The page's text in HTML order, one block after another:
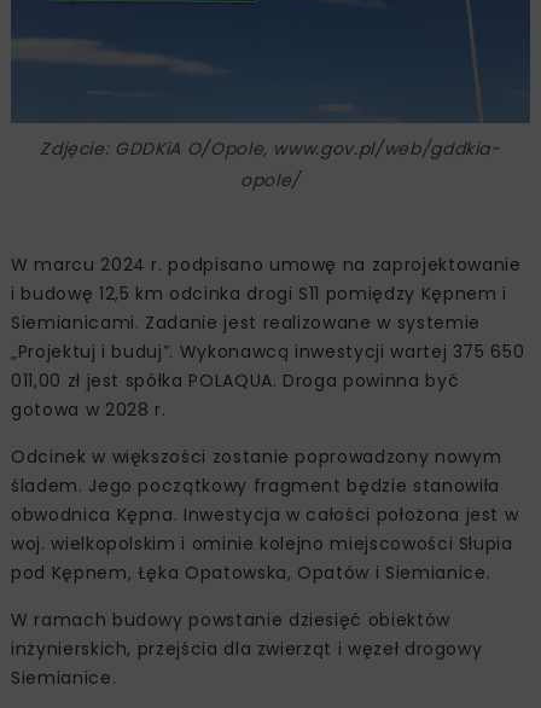
Zdjęcie: GDDKiA O/Opole, www.gov.pl/web/gddkia-
opole/
W marcu 2024 r. podpisano umowę na zaprojektowanie
i budowę 12,5 km odcinka drogi S11 pomiędzy Kępnem i
Siemianicami. Zadanie jest realizowane w systemie
„Projektuj i buduj”. Wykonawcą inwestycji wartej 375 650
011,00 zł jest spółka POLAQUA. Droga powinna być
gotowa w 2028 r.
Odcinek w większości zostanie poprowadzony nowym
śladem. Jego początkowy fragment będzie stanowiła
obwodnica Kępna. Inwestycja w całości położona jest w
woj. wielkopolskim i ominie kolejno miejscowości Słupia
pod Kępnem, Łęka Opatowska, Opatów i Siemianice.
W ramach budowy powstanie dziesięć obiektów
inżynierskich, przejścia dla zwierząt i węzeł drogowy
Siemianice.